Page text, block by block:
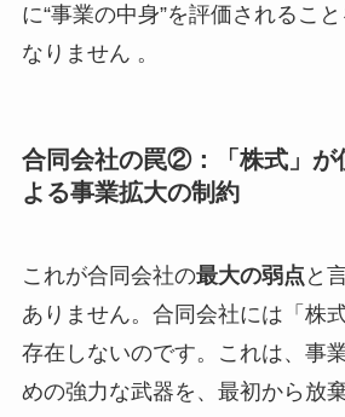
に“事業の中身”を評価されるこ
なりません 。
合同会社の罠②：「株式」が
よる事業拡大の制約
これが合同会社の最大の弱点 と
ありません。合同会社には「株
存在しないのです。これは、事
めの強力な武器を、最初から放